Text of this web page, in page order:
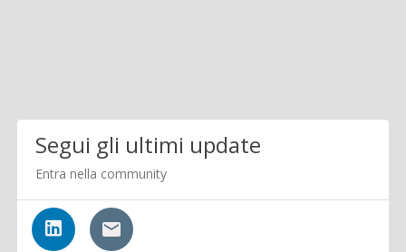
Segui gli ultimi update
Entra nella community